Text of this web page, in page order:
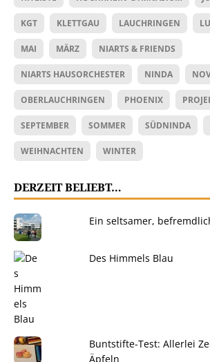
KGT KLETTGAU LAUCHRINGEN
MAI MÄRZ NIARTS & FRIENDS
NIARTS HAUSORCHESTER NINDA
OBERLAUCHRINGEN PHOENIX
SEPTEMBER SOMMER SÜDNINDA
WEIHNACHTEN WINTER
DERZEIT BELIEBT…
Ein seltsamer,
Des Himmels Blau
Buntstifte-Test: Allerlei
Äpfeln